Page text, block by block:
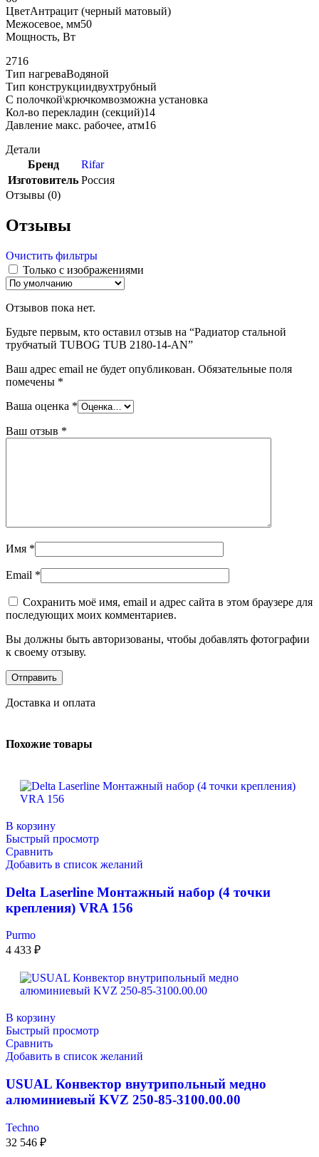
ЦветАнтрацит (черный матовый)
Межосевое, мм50
Мощность, Вт
2716
Тип нагреваВодяной
Тип конструкциидвухтрубный
С полочкой\крючкомвозможна установка
Кол-во перекладин (секций)14
Давление макс. рабочее, атм16
Детали
Бренд
Rifar
Изготовитель Россия
Отзывы (0)
Отзывы
Очистить фильтры
Только с изображениями
Отзывов пока нет.
Будьте первым, кто оставил отзыв на “Радиатор стальной
трубчатый TUBOG TUB 2180-14-AN”
Ваш адрес email не будет опубликован. Обязательные поля
помечены *
Ваша оценка *
Ваш отзыв *
Имя *
Email *
Сохранить моё имя, email и адрес сайта в этом браузере для
последующих моих комментариев.
Вы должны быть авторизованы, чтобы добавлять фотографии
к своему отзыву.
Доставка и оплата
Похожие товары
В корзину
Быстрый просмотр
Сравнить
Добавить в список желаний
Delta Laserline Монтажный набор (4 точки
крепления) VRA 156
Purmo
4 433 ₽
В корзину
Быстрый просмотр
Сравнить
Добавить в список желаний
USUAL Конвектор внутрипольный медно
алюминиевый KVZ 250-85-3100.00.00
Techno
32 546 ₽